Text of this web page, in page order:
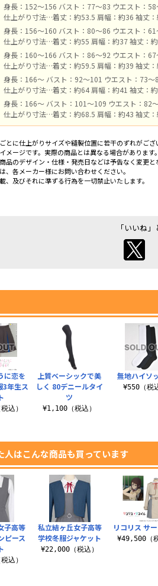
身長：152～156 バスト：77～83 ウエスト：58
仕上がり寸法…着丈：約53.5 肩幅：約36 袖丈
身長：156～160 バスト：80～86 ウエスト：61
仕上がり寸法…着丈：約55 肩幅：約37 袖丈：
身長：160～166 バスト：86～92 ウエスト：67
仕上がり寸法…着丈：約59.5 肩幅：約39 袖丈
身長：166～ バスト：92～101 ウエスト：73～
仕上がり寸法…着丈：約64 肩幅：約41 袖丈：
身長：166～ バスト：101～109 ウエスト：82
仕上がり寸法…着丈：約68.5 肩幅：約43 袖丈
とに仕上がりサイズや縫製位置に若干のずれがござ
メージです。実際の商品とは異なる場合があります。
品のデザイン・仕様・発売日などは予告なく変更と
、各メーカー様にお問い合わせください。
、及びそれに準ずる行為を一切禁止いたします。
「いいね
無地ハイソ
¥550（税
に恋を
3年生ス
込）
上質ベーシックで美
しく 80デニールタイ
ツ
¥1,100（税込）
人はこんな商品も買っています
リコリス サ
¥49,500（税
子高等
ピース
込）
私立結ヶ丘女子高等
学校冬服ジャケット
¥22,000（税込）